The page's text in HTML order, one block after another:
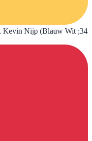
Kevin Nijp (Blauw Wit ;34